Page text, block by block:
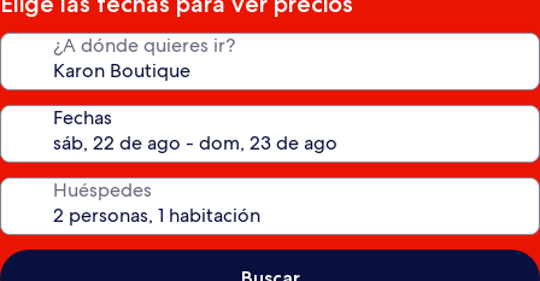
¿A dónde quieres ir?
Fechas
Huéspedes